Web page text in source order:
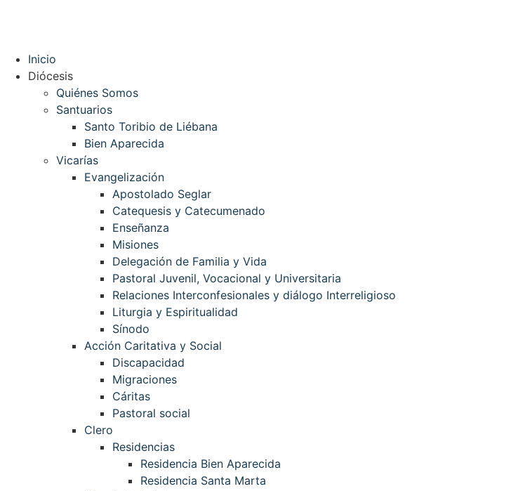
Inicio
Diócesis
Quiénes Somos
Santuarios
Santo Toribio de Liébana
Bien Aparecida
Vicarías
Evangelización
Apostolado Seglar
Catequesis y Catecumenado
Enseñanza
Misiones
Delegación de Familia y Vida
Pastoral Juvenil, Vocacional y Universitaria
Relaciones Interconfesionales y diálogo Interreligioso
Liturgia y Espiritualidad
Sínodo
Acción Caritativa y Social
Discapacidad
Migraciones
Cáritas
Pastoral social
Clero
Residencias
Residencia Bien Aparecida
Residencia Santa Marta